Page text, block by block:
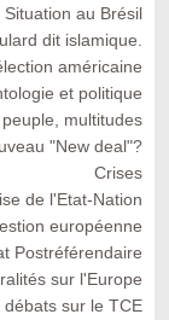
Situation au Brésil
dit islamique.
américaine
et politique
multitudes
"New deal"?
Crises
de l'Etat-Nation
européenne
Postréférendaire
sur l'Europe
débats sur le TCE